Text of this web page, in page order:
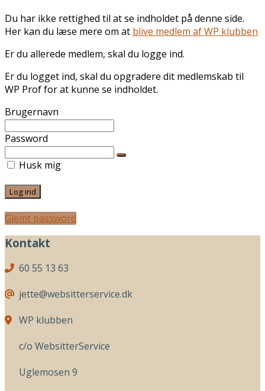
Du har ikke rettighed til at se indholdet på denne side.
Her kan du læse mere om at blive medlem af WP klubben
Er du allerede medlem, skal du logge ind.
Er du logget ind, skal du opgradere dit medlemskab til
WP Prof for at kunne se indholdet.
Brugernavn
Password
Husk mig
Glemt password
Kontakt
60 55 13 63
jette@websitterservice.dk
WP klubben
c/o WebsitterService
Uglemosen 9